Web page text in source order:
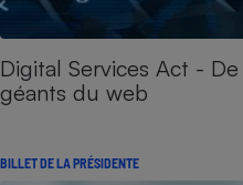
Digital Services Act -
géants du web
BILLET DE LA PRÉSIDENTE